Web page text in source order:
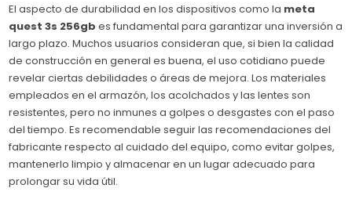
El aspecto de durabilidad en los dispositivos como la meta
quest 3s 256gb es fundamental para garantizar una inversión a
largo plazo. Muchos usuarios consideran que, si bien la calidad
de construcción en general es buena, el uso cotidiano puede
revelar ciertas debilidades o áreas de mejora. Los materiales
empleados en el armazón, los acolchados y las lentes son
resistentes, pero no inmunes a golpes o desgastes con el paso
del tiempo. Es recomendable seguir las recomendaciones del
fabricante respecto al cuidado del equipo, como evitar golpes,
mantenerlo limpio y almacenar en un lugar adecuado para
prolongar su vida útil.